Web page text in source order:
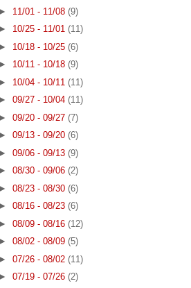
► 11/01 - 11/08 (9)
► 10/25 - 11/01 (11)
► 10/18 - 10/25 (6)
► 10/11 - 10/18 (9)
► 10/04 - 10/11 (11)
► 09/27 - 10/04 (11)
► 09/20 - 09/27 (7)
► 09/13 - 09/20 (6)
► 09/06 - 09/13 (9)
► 08/30 - 09/06 (2)
► 08/23 - 08/30 (6)
► 08/16 - 08/23 (6)
► 08/09 - 08/16 (12)
► 08/02 - 08/09 (5)
► 07/26 - 08/02 (11)
► 07/19 - 07/26 (2)